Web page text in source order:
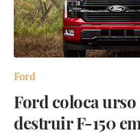
Ford
Ford coloca
destruir F-150